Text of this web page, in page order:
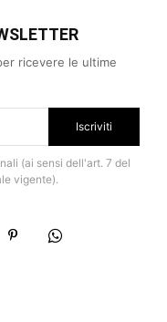
ricevere le ultime
Iscriviti
(ai sensi dell'art. 7 del
vigente).